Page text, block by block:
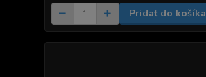
Pridať do košíka